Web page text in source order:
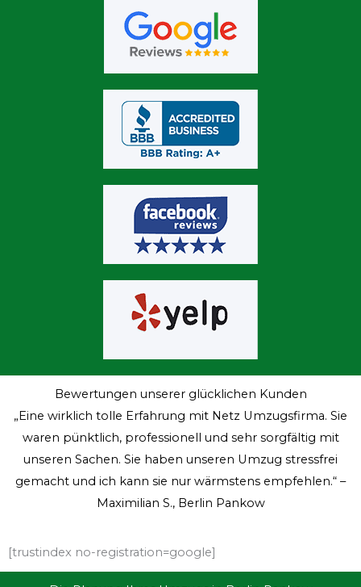
Bewertungen unserer glücklichen Kunden
„Eine wirklich tolle Erfahrung mit Netz Umzugsfirma. Sie
waren pünktlich, professionell und sehr sorgfältig mit
unseren Sachen. Sie haben unseren Umzug stressfrei
gemacht und ich kann sie nur wärmstens empfehlen.“ –
Maximilian S., Berlin Pankow
[trustindex no-registration=google]